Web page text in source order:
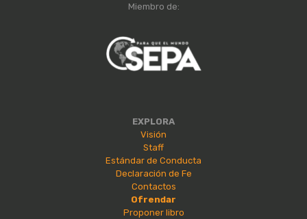
Miembro de:
EXPLORA
Visión
Staff
Estándar de Conducta
Declaración de Fe
Contactos
Ofrendar
Proponer libro